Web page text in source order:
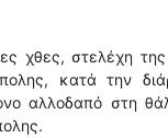
χθες, στελέχη
κατά την
αλλοδαπό στη